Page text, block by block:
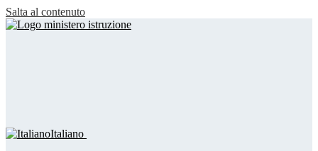
Salta al contenuto
Italiano